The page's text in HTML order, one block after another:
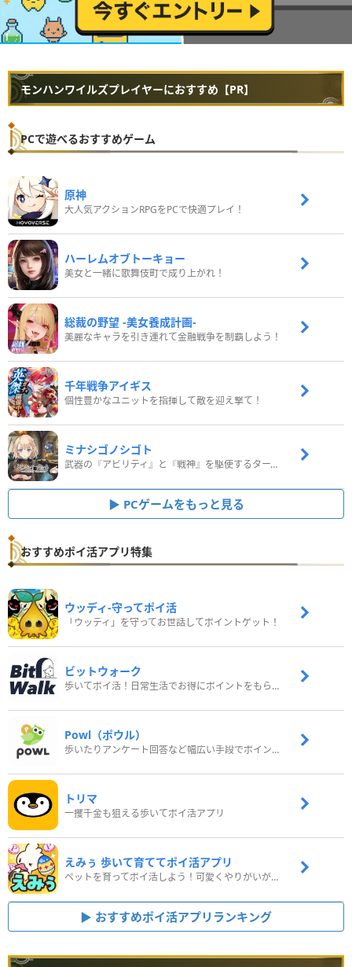
モンハンワイルズプレイヤーにおすすめ【PR】
PCで遊べるおすすめゲーム
原神
大人気アクションRPGをPCで快適プレイ！
ハーレムオブトーキョー
美女と一緒に歌舞伎町で成り上がれ！
総裁の野望 -美女養成計画-
美麗なキャラを引き連れて金融戦争を制覇しよう！
千年戦争アイギス
個性豊かなユニットを指揮して敵を迎え撃て！
ミナシゴノシゴト
武器の『アビリティ』と『戦神』を駆使するターン制コマンドバトルRPG！
PCゲームをもっと見る
おすすめポイ活アプリ特集
ウッディ‐守ってポイ活
「ウッディ」を守ってお世話してポイントゲット！
ビットウォーク
歩いてポイ活！日常生活でお得にポイントをもらおう
Powl（ポウル）
歩いたりアンケート回答など幅広い手段でポイントをゲット
トリマ
一攫千金も狙える歩いてポイ活アプリ
えみぅ 歩いて育ててポイ活アプリ
ペットを育ってポイ活しよう！可愛くやりがいがある新感覚アプリ
おすすめポイ活アプリランキング